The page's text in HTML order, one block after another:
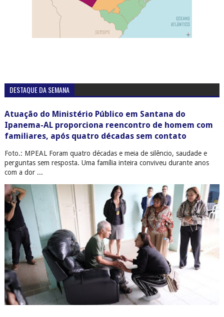
DESTAQUE DA SEMANA
Atuação do Ministério Público em Santana do
Ipanema-AL proporciona reencontro de homem com
familiares, após quatro décadas sem contato
Foto.: MPEAL Foram quatro décadas e meia de silêncio, saudade e
perguntas sem resposta. Uma família inteira conviveu durante anos
com a dor ...